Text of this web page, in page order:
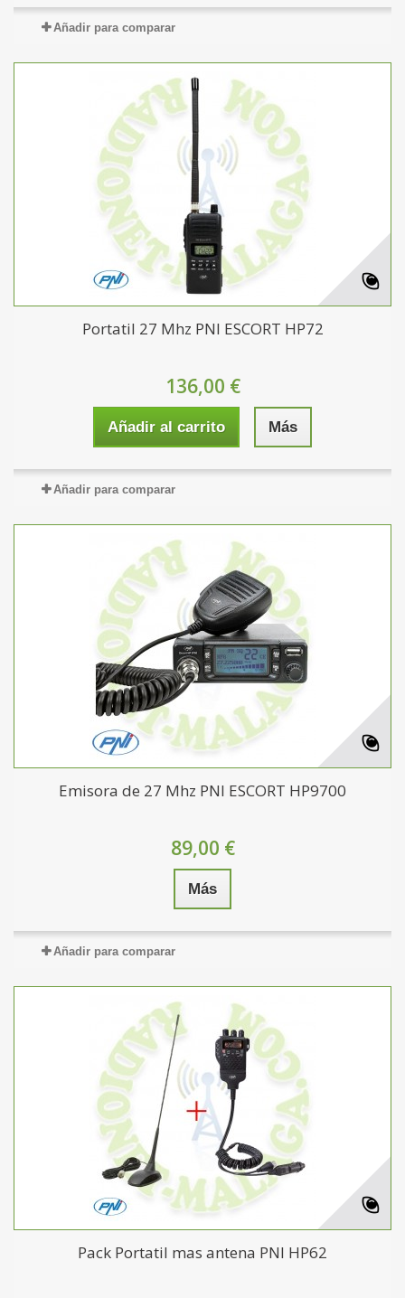
Añadir para comparar
Portatil 27 Mhz PNI ESCORT HP72
136,00 €
Añadir al carrito Más
Añadir para comparar
Emisora de 27 Mhz PNI ESCORT HP9700
89,00 €
Más
Añadir para comparar
Pack Portatil mas antena PNI HP62